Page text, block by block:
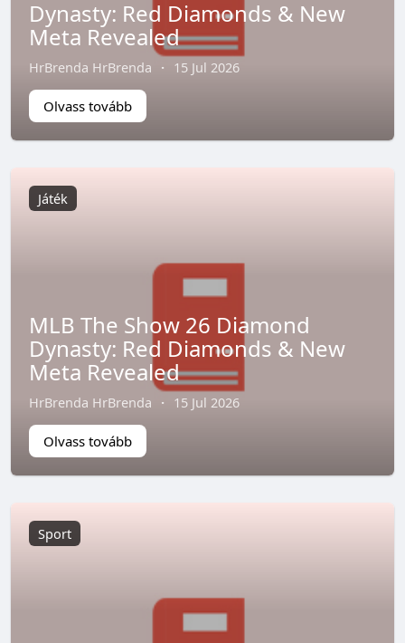
Dynasty: Red Diamonds & New
Meta Revealed
HrBrenda HrBrenda · 15 Jul 2026
Olvass tovább
Játék
MLB The Show 26 Diamond
Dynasty: Red Diamonds & New
Meta Revealed
HrBrenda HrBrenda · 15 Jul 2026
Olvass tovább
Sport